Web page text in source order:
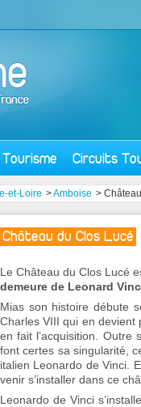
Tourisme Circuits
et-Loire >Amboise >
Château du Clos Lucé
Le Château du Clos Lucé
demeure de Leonard
Mias son histoire débute
Charles VIII qui en
en fait l’acquisition.
font certes sa singularité,
italien Leonardo de Vinci.
venir s’installer dans ce
Leonardo de Vinci